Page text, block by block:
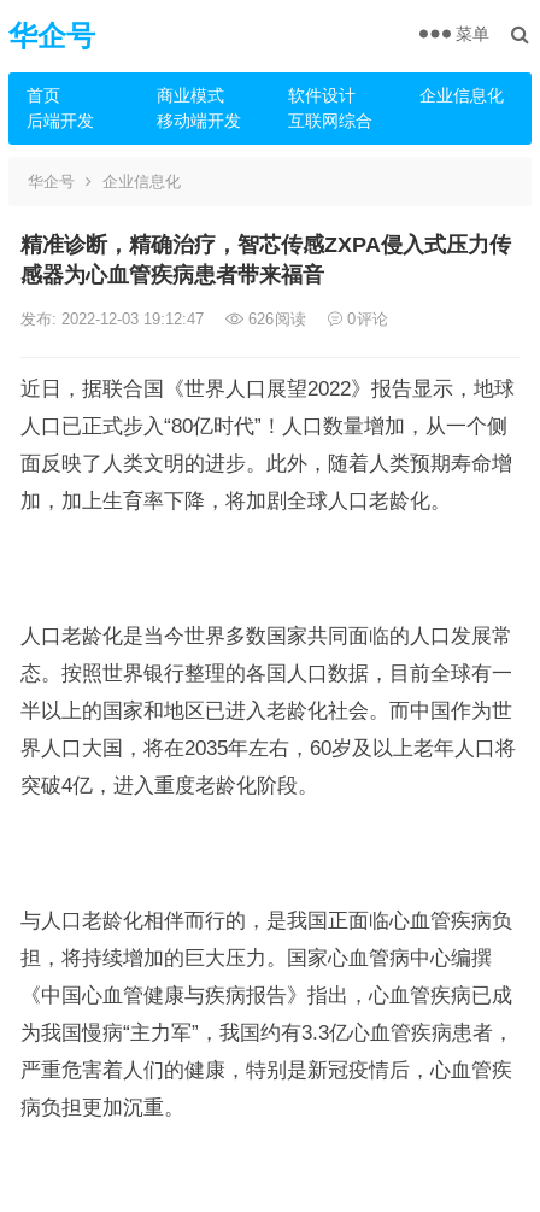
华企号
首页 商业模式 软件设计
企业信息化
后端开发
移动端开发 互联网综合
菜单
华企号 企业信息化
精准诊断，精确治疗，智芯传感ZXPA侵入式压力传
感器为心血管疾病患者带来福音
发布: 2022-12-03 19:12:47 626阅读 0评论
近日，据联合国《世界人口展望2022》报告显示，地球
人口已正式步入“80亿时代”！人口数量增加，从一个侧
面反映了人类文明的进步。此外，随着人类预期寿命增
加，加上生育率下降，将加剧全球人口老龄化。
人口老龄化是当今世界多数国家共同面临的人口发展常
态。按照世界银行整理的各国人口数据，目前全球有一
半以上的国家和地区已进入老龄化社会。而中国作为世
界人口大国，将在2035年左右，60岁及以上老年人口将
突破4亿，进入重度老龄化阶段。
与人口老龄化相伴而行的，是我国正面临心血管疾病负
担，将持续增加的巨大压力。国家心血管病中心编撰
《中国心血管健康与疾病报告》指出，心血管疾病已成
为我国慢病“主力军”，我国约有3.3亿心血管疾病患者，
严重危害着人们的健康，特别是新冠疫情后，心血管疾
病负担更加沉重。